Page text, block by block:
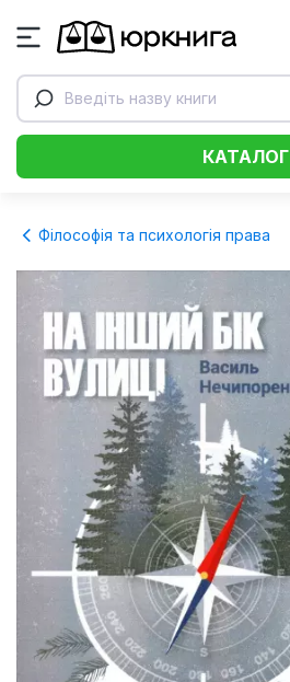
Введіть назву книги
КАТАЛОГ
Філософія та психологія права